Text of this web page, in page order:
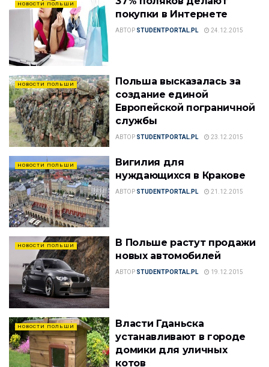
НОВОСТИ ПОЛЬШИ
покупки в Интернете
АВТОР STUDENTPORTAL.PL 24.12.2015
НОВОСТИ ПОЛЬШИ
Польша высказалась за
создание единой
Европейской пограничной
службы
АВТОР STUDENTPORTAL.PL 23.12.2015
НОВОСТИ ПОЛЬШИ
Вигилия для
нуждающихся в Кракове
АВТОР STUDENTPORTAL.PL 21.12.2015
НОВОСТИ ПОЛЬШИ
В Польше растут продажи
новых автомобилей
АВТОР STUDENTPORTAL.PL 19.12.2015
НОВОСТИ ПОЛЬШИ
Власти Гданьска
устанавливают в городе
домики для уличных
котов